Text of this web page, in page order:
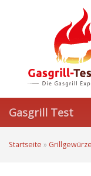
Gasgrill Test
Startseite »